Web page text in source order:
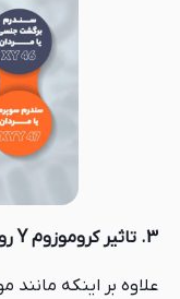
3. تاثیر کروموزوم Y روی آلزایمر